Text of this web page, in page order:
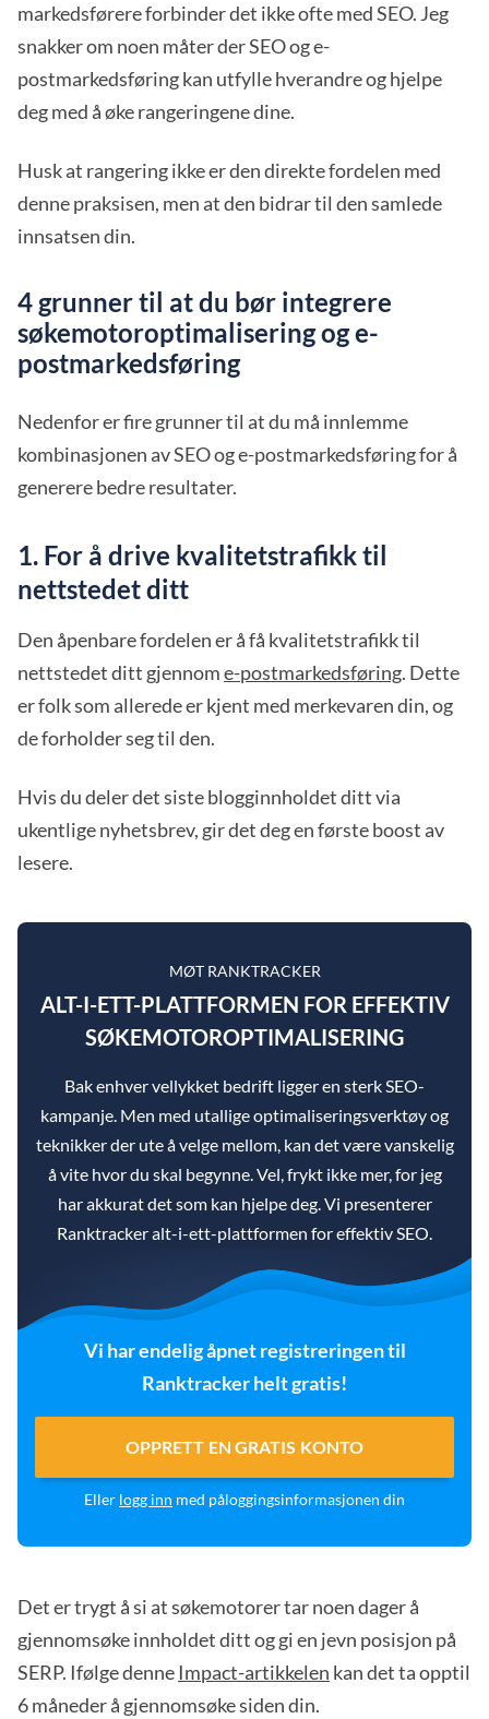
markedsførere forbinder det ikke ofte med SEO. Jeg
snakker om noen måter der SEO og e-
postmarkedsføring kan utfylle hverandre og hjelpe
deg med å øke rangeringene dine.
Husk at rangering ikke er den direkte fordelen med
denne praksisen, men at den bidrar til den samlede
innsatsen din.
4 grunner til at du bør integrere
søkemotoroptimalisering og e-
postmarkedsføring
Nedenfor er fire grunner til at du må innlemme
kombinasjonen av SEO og e-postmarkedsføring for å
generere bedre resultater.
1. For å drive kvalitetstrafikk til
nettstedet ditt
Den åpenbare fordelen er å få kvalitetstrafikk til
nettstedet ditt gjennome-postmarkedsføring. Dette
er folk som allerede er kjent med merkevaren din, og
de forholder seg til den.
Hvis du deler det siste blogginnholdet ditt via
ukentlige nyhetsbrev, gir det deg en første boost av
lesere.
MØT RANKTRACKER
ALT-I-ETT-PLATTFORMEN FOR EFFEKTIV
SØKEMOTOROPTIMALISERING
Bak enhver vellykket bedrift ligger en sterk SEO-
kampanje. Men med utallige optimaliseringsverktøy og
teknikker der ute å velge mellom, kan det være vanskelig
å vite hvor du skal begynne. Vel, frykt ikke mer, for jeg
har akkurat det som kan hjelpe deg. Vi presenterer
Ranktracker alt-i-ett-plattformen for effektiv SEO.
Vi har endelig åpnet registreringen til
Ranktracker helt gratis!
OPPRETT EN GRATIS KONTO
Eller logg inn med påloggingsinformasjonen din
Det er trygt å si at søkemotorer tar noen dager å
gjennomsøke innholdet ditt og gi en jevn posisjon på
SERP. Ifølge denne Impact-artikkelen kan det ta opptil
6 måneder å gjennomsøke siden din.